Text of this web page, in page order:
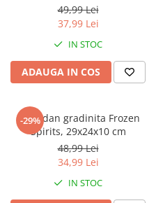
49,99 Lei
37,99 Lei
IN STOC
ADAUGA IN COS
-29%
Ghiozdan gradinita Frozen
Spirits, 29x24x10 cm
48,99 Lei
34,99 Lei
IN STOC